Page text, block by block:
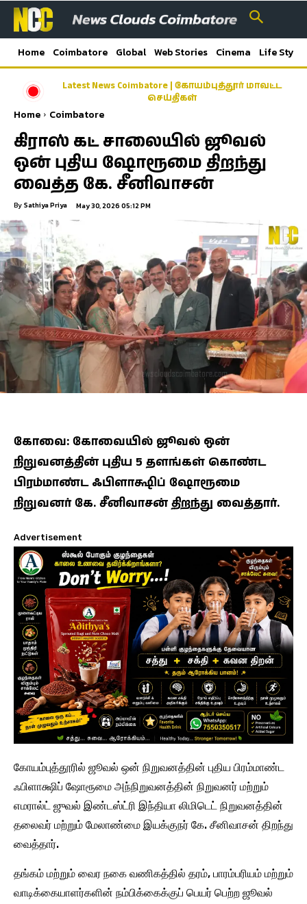
Home Coimbatore Global Web Stories Cinema Life Style
Latest News Coimbatore | கோயம்புத்தூர் மாவட்ட
செய்திகள்
Home Coimbatore
கிராஸ் கட் சாலையில் ஜூவல்
ஒன் புதிய ஷோரூமை திறந்து
வைத்த கே. சீனிவாசன்
By Sathiya Priya May 30, 2026 05:12 PM
கோவை: கோவையில் ஜூவல் ஒன்
நிறுவனத்தின் புதிய 5 தளங்கள் கொண்ட
பிரம்மாண்ட ஃபிளாக்ஷிப் ஷோரூமை
நிறுவனர் கே. சீனிவாசன் திறந்து வைத்தார்.
Advertisement
கோயம்புத்தூரில் ஜூவல் ஒன் நிறுவனத்தின் புதிய பிரம்மாண்ட
ஃபிளாக்ஷிப் ஷோரூமை அந்நிறுவனத்தின் நிறுவனர் மற்றும்
எமரால்ட் ஜுவல் இண்டஸ்ட்ரி இந்தியா லிமிடெட் நிறுவனத்தின்
தலைவர் மற்றும் மேலாண்மை இயக்குநர் கே. சீனிவாசன் திறந்து
வைத்தார்.
தங்கம் மற்றும் வைர நகை வணிகத்தில் தரம், பாரம்பரியம் மற்றும்
வாடிக்கையாளர்களின் நம்பிக்கைக்குப் பெயர் பெற்ற ஜூவல்